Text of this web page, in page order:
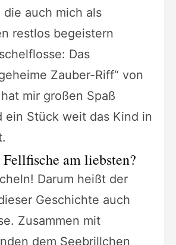
die auch mich als
restlos begeistern
Das
Zauber-Riff“ von
mir großen Spaß
ein Stück weit das Kind in
Fellfische am liebsten?
Darum heißt der
Geschichte auch
Zusammen mit
dem Seebrillchen